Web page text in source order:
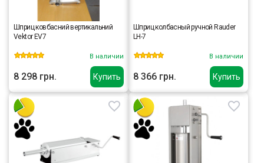
Купить
Шприц ковбасний вертикальний
Vektor EV7
В наличии
8 298 грн. Купить
Шприц колбасный ручной Rauder
LH-7
В наличии
8 366 грн.